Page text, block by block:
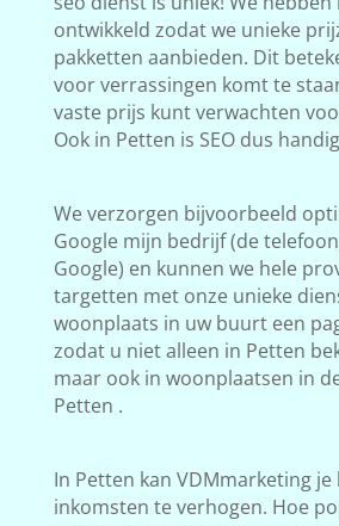
ontwikkeld zodat we unieke
pakketten aanbieden. Dit
voor verrassingen komt te
vaste prijs kunt verwachten
Ook in Petten is SEO dus
We verzorgen bijvoorbeeld
Google mijn bedrijf (de
Google) en kunnen we hele
targetten met onze unieke
woonplaats in uw buurt een
zodat u niet alleen in Petten
maar ook in woonplaatsen in
Petten .
In Petten kan VDMmarketing je
inkomsten te verhogen. Hoe